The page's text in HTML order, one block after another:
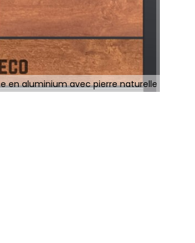
en aluminium avec pierre naturelle